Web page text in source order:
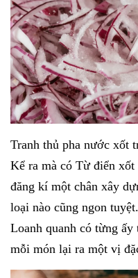
Tranh thủ pha nước xốt
Kể ra mà có Từ điển
đăng kí một chân xây
loại nào cũng ngon tuyệt.
Loanh quanh có từng
mỗi món lại ra một vị